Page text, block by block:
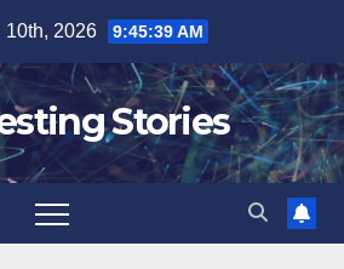
10th, 2026 9:45:39 AM
Stories